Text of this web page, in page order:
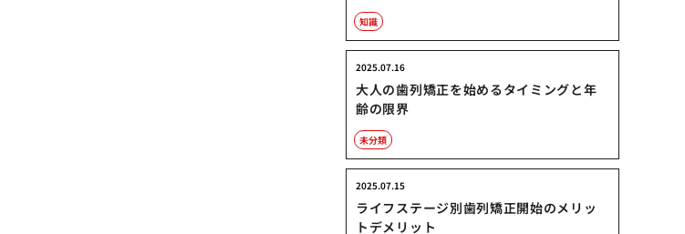
知識
大人の歯列矯正を始めるタイミングと年
齢の限界
2025.07.16
未分類
ライフステージ別歯列矯正開始のメリッ
トデメリット
2025.07.15